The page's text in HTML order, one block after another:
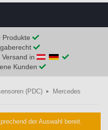
Produkte
in
Kunden
(PDC) Mercedes
der Auswahl bereit.